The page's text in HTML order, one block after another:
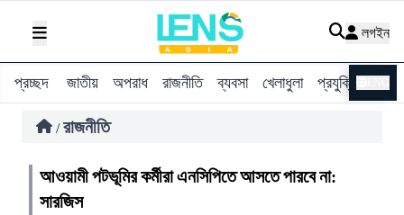
লগইন
প্রচ্ছদ জাতীয় অপরাধ রাজনীতি ব্যবসা খেলাধুলা প্রযুক্তি
/ রাজনীতি
আওয়ামী পটভূমির কর্মীরা এনসিপিতে আসতে পারবে না:
সারজিস